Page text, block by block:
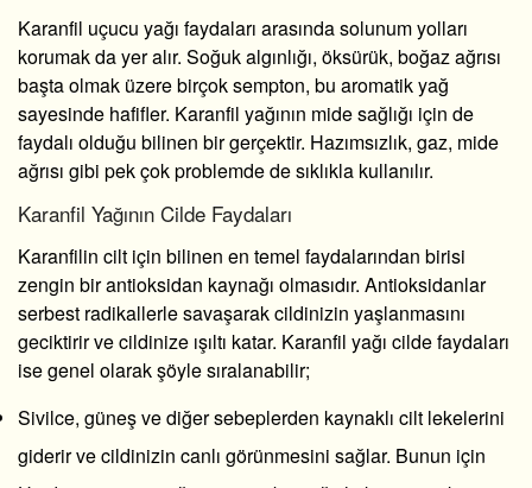
Karanfil uçucu yağı faydaları arasında solunum yolları
korumak da yer alır. Soğuk algınlığı, öksürük, boğaz ağrısı
başta olmak üzere birçok sempton, bu aromatik yağ
sayesinde hafifler. Karanfil yağının mide sağlığı için de
faydalı olduğu bilinen bir gerçektir. Hazımsızlık, gaz, mide
ağrısı gibi pek çok problemde de sıklıkla kullanılır.
Karanfil Yağının Cilde Faydaları
Karanfilin cilt için bilinen en temel faydalarından birisi
zengin bir antioksidan kaynağı olmasıdır. Antioksidanlar
serbest radikallerle savaşarak cildinizin yaşlanmasını
geciktirir ve cildinize ışıltı katar. Karanfil yağı cilde faydaları
ise genel olarak şöyle sıralanabilir;
Sivilce, güneş ve diğer sebeplerden kaynaklı cilt lekelerini
giderir ve cildinizin canlı görünmesini sağlar. Bunun için